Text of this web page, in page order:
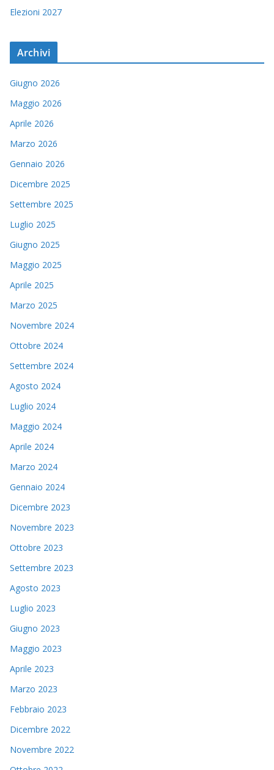
Elezioni 2027
Archivi
Giugno 2026
Maggio 2026
Aprile 2026
Marzo 2026
Gennaio 2026
Dicembre 2025
Settembre 2025
Luglio 2025
Giugno 2025
Maggio 2025
Aprile 2025
Marzo 2025
Novembre 2024
Ottobre 2024
Settembre 2024
Agosto 2024
Luglio 2024
Maggio 2024
Aprile 2024
Marzo 2024
Gennaio 2024
Dicembre 2023
Novembre 2023
Ottobre 2023
Settembre 2023
Agosto 2023
Luglio 2023
Giugno 2023
Maggio 2023
Aprile 2023
Marzo 2023
Febbraio 2023
Dicembre 2022
Novembre 2022